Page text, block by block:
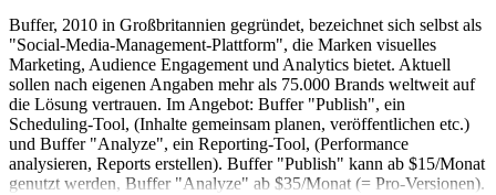
Buffer, 2010 in Großbritannien gegründet, bezeichnet sich selbst als
"Social-Media-Management-Plattform", die Marken visuelles
Marketing, Audience Engagement und Analytics bietet. Aktuell
sollen nach eigenen Angaben mehr als 75.000 Brands weltweit auf
die Lösung vertrauen. Im Angebot: Buffer "Publish", ein
Scheduling-Tool, (Inhalte gemeinsam planen, veröffentlichen etc.)
und Buffer "Analyze", ein Reporting-Tool, (Performance
analysieren, Reports erstellen). Buffer "Publish" kann ab $15/Monat
genutzt werden, Buffer "Analyze" ab $35/Monat (= Pro-Versionen).